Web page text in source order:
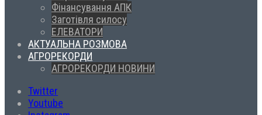
Фінансування АПК
Заготівля силосу
ЕЛЕВАТОРИ
АКТУАЛЬНА РОЗМОВА
АГРОРЕКОРДИ
АГРОРЕКОРДИ НОВИНИ
Twitter
Youtube